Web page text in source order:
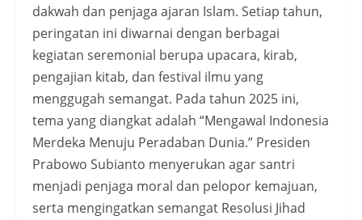
dakwah dan penjaga ajaran Islam. Setiap tahun,
peringatan ini diwarnai dengan berbagai
kegiatan seremonial berupa upacara, kirab,
pengajian kitab, dan festival ilmu yang
menggugah semangat. Pada tahun 2025 ini,
tema yang diangkat adalah “Mengawal Indonesia
Merdeka Menuju Peradaban Dunia.” Presiden
Prabowo Subianto menyerukan agar santri
menjadi penjaga moral dan pelopor kemajuan,
serta mengingatkan semangat Resolusi Jihad